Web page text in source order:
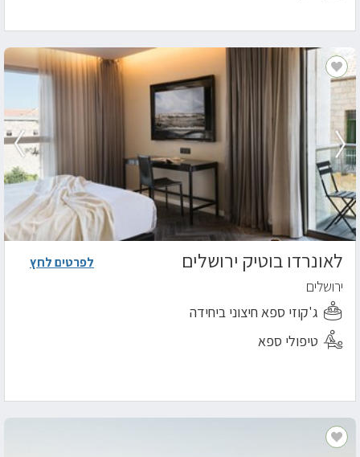
לאונרדו בוטיק ירושלים
ירושלים
ג'קוזי ספא חיצוני ביחידה
טיפולי ספא
לפרטים לחץ